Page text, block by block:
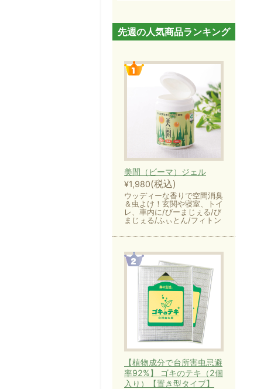
先週の人気商品ランキング
美間（ビーマ）ジェル
¥1,980(税込)
ウッディーな香りで空間消臭
＆虫よけ！玄関や寝室、トイ
レ、車内に/びーまじぇる/び
まじぇる/ふぃとん/フィトン
【植物成分で台所害虫忌避
率92%】 ゴキのテキ（2個
入り）【置き型タイプ】